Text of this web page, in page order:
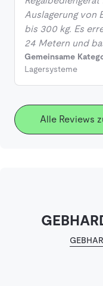
Auslagerung von
bis 300 kg. Es
24 Metern und
Gemeinsame
Lagersysteme
Alle Reviews